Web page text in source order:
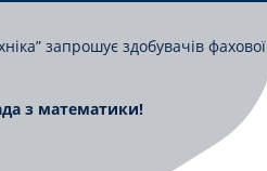
запрошує здобувачів фахової
з математики!